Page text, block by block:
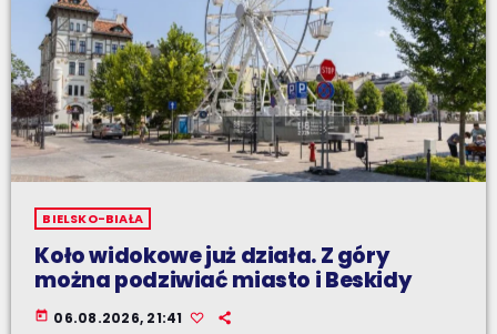
BIELSKO-BIAŁA
Koło widokowe już działa. Z góry
można podziwiać miasto i Beskidy
today 06.08.2026, 21:41